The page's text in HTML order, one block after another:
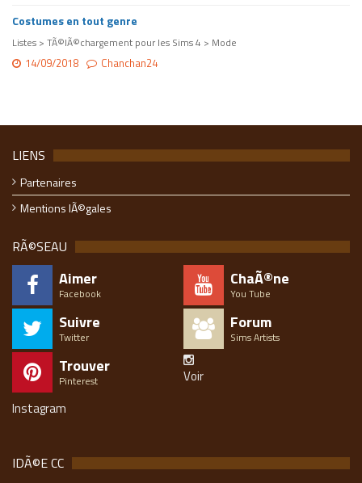
Costumes en tout genre
Listes > TÃ©lÃ©chargement pour les Sims 4 > Mode
14/09/2018 Chanchan24
LIENS
Partenaires
Mentions lÃ©gales
RÃ©SEAU
Aimer
Facebook
ChaÃ®ne
You Tube
Suivre
Twitter
Forum
Sims Artists
Trouver
Pinterest
Voir
Instagram
IDÃ©E CC